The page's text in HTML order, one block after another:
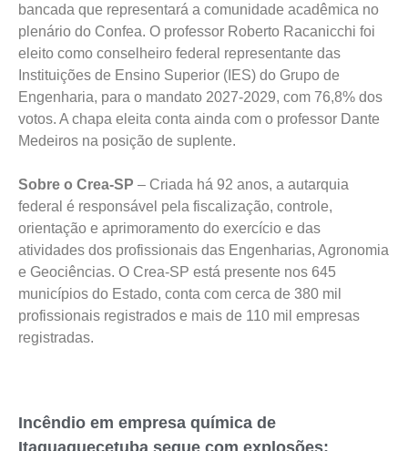
bancada que representará a comunidade acadêmica no
plenário do Confea. O professor Roberto Racanicchi foi
eleito como conselheiro federal representante das
Instituições de Ensino Superior (IES) do Grupo de
Engenharia, para o mandato 2027-2029, com 76,8% dos
votos. A chapa eleita conta ainda com o professor Dante
Medeiros na posição de suplente.
Sobre o Crea-SP – Criada há 92 anos, a autarquia
federal é responsável pela fiscalização, controle,
orientação e aprimoramento do exercício e das
atividades dos profissionais das Engenharias, Agronomia
e Geociências. O Crea-SP está presente nos 645
municípios do Estado, conta com cerca de 380 mil
profissionais registrados e mais de 110 mil empresas
registradas.
Incêndio em empresa química de
Itaquaquecetuba segue com explosões;